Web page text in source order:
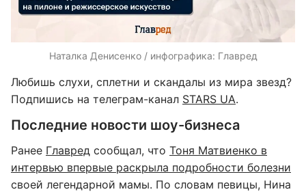
Наталка Денисенко / инфографика: Главред
Любишь слухи, сплетни и скандалы из мира звезд?
Подпишись на телеграм-канал STARS UA.
Последние новости шоу-бизнеса
Ранее Главред сообщал, что Тоня Матвиенко в
интервью впервые раскрыла подробности болезни
своей легендарной мамы. По словам певицы, Нина